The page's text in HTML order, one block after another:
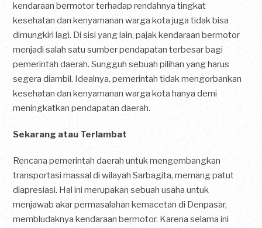
kendaraan bermotor terhadap rendahnya tingkat
kesehatan dan kenyamanan warga kota juga tidak bisa
dimungkiri lagi. Di sisi yang lain, pajak kendaraan bermotor
menjadi salah satu sumber pendapatan terbesar bagi
pemerintah daerah. Sungguh sebuah pilihan yang harus
segera diambil. Idealnya, pemerintah tidak mengorbankan
kesehatan dan kenyamanan warga kota hanya demi
meningkatkan pendapatan daerah.
Sekarang atau Terlambat
Rencana pemerintah daerah untuk mengembangkan
transportasi massal di wilayah Sarbagita, memang patut
diapresiasi. Hal ini merupakan sebuah usaha untuk
menjawab akar permasalahan kemacetan di Denpasar,
membludaknya kendaraan bermotor. Karena selama ini